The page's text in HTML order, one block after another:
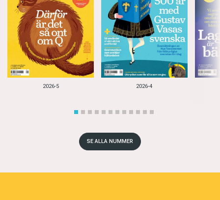
2026-5 2026-4
SE ALLA NUMMER